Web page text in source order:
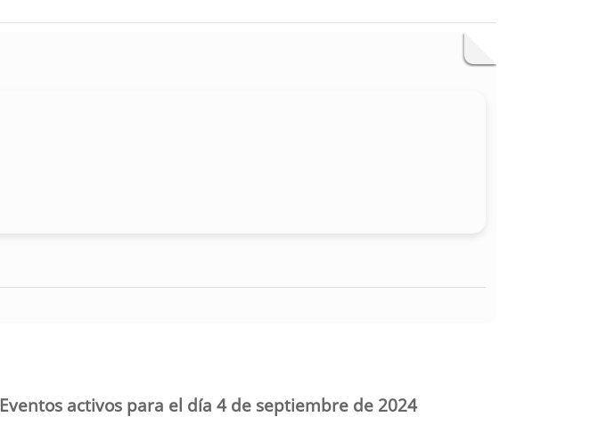
Eventos activos para el día 4 de septiembre de 2024